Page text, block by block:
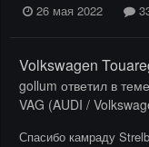
26 мая 2022
Volkswagen
gollum ответил в
VAG (AUDI /
Спасибо камраду